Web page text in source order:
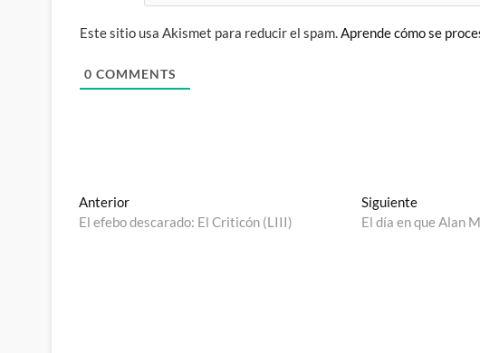
Este sitio usa Akismet para reducir el spam.Aprende cómo se
0 COMMENTS
Navegación
de
AnteriorEntrada
anterior:
El efebo descarado: El Criticón (LIII)
SiguienteEntrada
siguiente:
El día en que Alan